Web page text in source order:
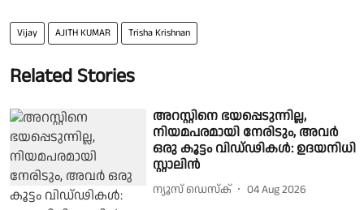
Vijay AJITH KUMAR Trisha Krishnan
Related Stories
അറസ്റ്റിനെ ഭയപ്പെടുന്നില്ല,
നിയമപരമായി നേരിടും, അവർ
ഒരു കൂട്ടം വിഡ്ഢികൾ: ഉദയനിധി
സ്റ്റാലിൻ
ന്യൂസ് ഡെസ്ക് 04 Aug 2026